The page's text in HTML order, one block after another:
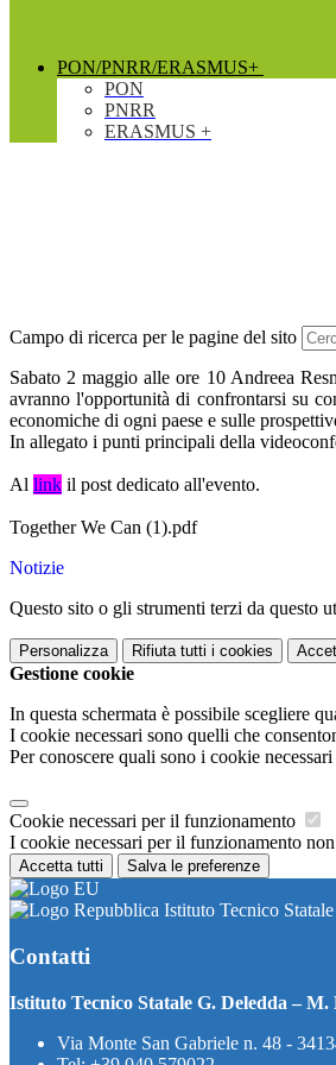
PON/PNRR/ERASMUS+
PON
PNRR
ERASMUS +
Campo di ricerca per le pagine del sito
Sabato 2 maggio alle ore 10 Andreea
avranno l'opportunità di confrontarsi su
economiche di ogni paese e sulle
In allegato i punti principali della
Al link il post dedicato all'evento.
Together We Can (1).pdf
Notizie
Questo sito o gli strumenti terzi da questo
Personalizza Rifiuta tutti i cookies
Gestione cookie
In questa schermata è possibile scegliere
I cookie necessari sono quelli che
Per conoscere quali sono i cookie
Cookie necessari per il funzionamento
I cookie necessari per il funzionamento
Accetta tutti Salva le preferenze
Istituto Tecnico
Contatti
Istituto Tecnico Statale G. Deledda – M.
Via Monte San Gabriele n. 48 -